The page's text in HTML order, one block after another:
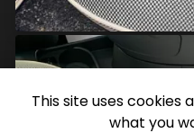
This site uses cookies
what you